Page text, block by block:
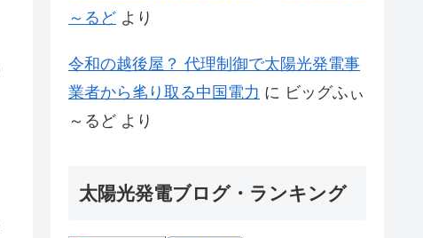
～るど より
令和の越後屋？ 代理制御で太陽光発電事
業者から毟り取る中国電力 に ビッグふぃ
～るど より
太陽光発電ブログ・ランキング